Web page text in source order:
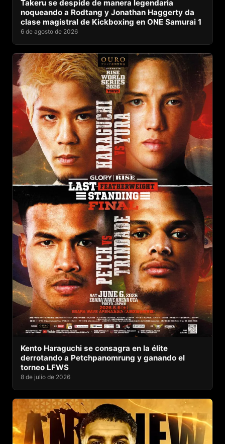
Takeru se despide de manera legendaria
noqueando a Rodtang y Jonathan Haggerty da
clase magistral de Kickboxing en ONE Samurai 1
6 de agosto de 2026
Kento Haraguchi se consagra en la élite
derrotando a Petchpanomrung y ganando el
torneo LFWS
8 de julio de 2026